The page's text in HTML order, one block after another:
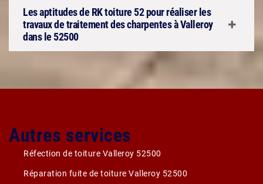
Les aptitudes de RK toiture 52 pour réaliser les
travaux de traitement des charpentes à Valleroy
dans le 52500
Autres services
Réfection de toiture Valleroy 52500
Réparation fuite de toiture Valleroy 52500